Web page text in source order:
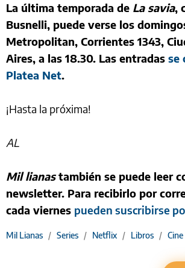
La última temporada de La savia,
Busnelli, puede verse los
Metropolitan, Corrientes 1343,
Aires, a las 18.30. Las entradas se
Platea Net.
¡Hasta la próxima!
AL
Mil lianastambién se puede leer
newsletter. Para recibirlo por
cada viernes pueden suscribirse
Mil Lianas / Series / Netflix / Libros / Cine